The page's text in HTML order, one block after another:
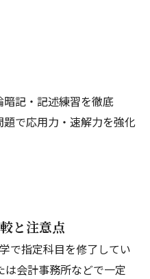
記・記述練習を徹底
で応用力・速解力を強化
と注意点
で指定科目を修了してい
は会計事務所などで一定